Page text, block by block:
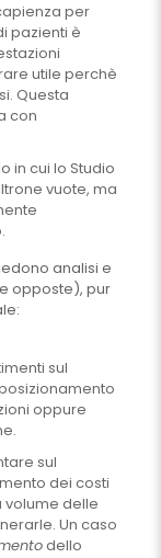
per
pazienti è
utile perchè
Questa
con
in cui lo Studio
vuote, ma
analisi e
opposte), pur
sul
oppure
sul
dei costi
volume delle
Un caso
dello